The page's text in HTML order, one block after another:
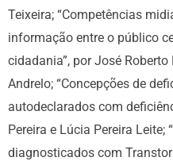
Teixeira; “Competências
informação entre o público
cidadania”, por José
Andrelo; “Concepções de
autodeclarados com
Pereira e Lúcia Pereira
diagnosticados com